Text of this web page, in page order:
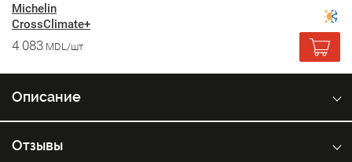
Michelin
CrossClimate+
4 083 MDL/шт
Описание
Отзывы